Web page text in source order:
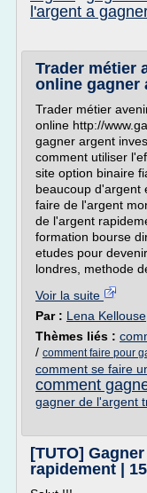
l'argent a
Trader métier
online gagner
Trader métier
online http://
gagner argent
comment utiliser
site option binaire
beaucoup d'argent
faire de l'argent
de l'argent
formation bourse
etudes pour
londres, methode
Voir la suite
Par : Lena Kellouse
Thèmes liés :
/ comment faire pour
comment se faire
comment
gagner de l'argent
[TUTO]
rapidement |